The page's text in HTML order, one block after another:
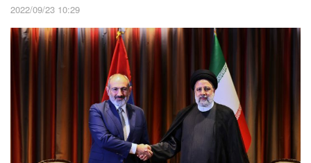
2022/09/23 10:29